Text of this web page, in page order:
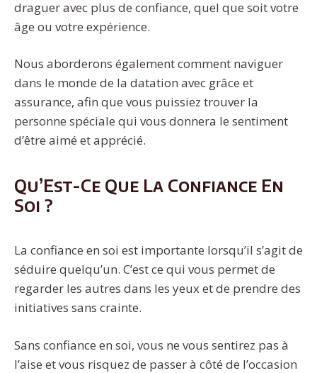
draguer avec plus de confiance, quel que soit votre
âge ou votre expérience.
Nous aborderons également comment naviguer
dans le monde de la datation avec grâce et
assurance, afin que vous puissiez trouver la
personne spéciale qui vous donnera le sentiment
d’être aimé et apprécié.
Qu’Est-Ce Que La Confiance En
Soi ?
La confiance en soi est importante lorsqu’il s’agit de
séduire quelqu’un. C’est ce qui vous permet de
regarder les autres dans les yeux et de prendre des
initiatives sans crainte.
Sans confiance en soi, vous ne vous sentirez pas à
l’aise et vous risquez de passer à côté de l’occasion